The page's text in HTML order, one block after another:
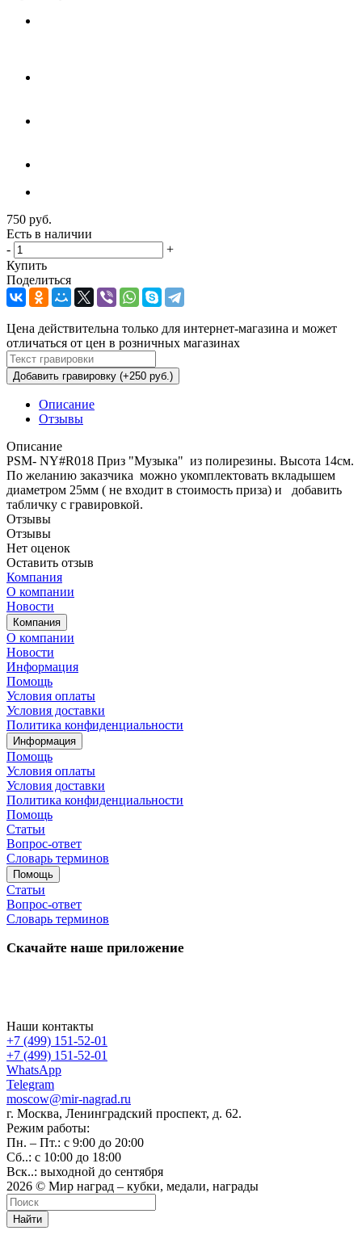
750 руб.
Есть в наличии
-
+
Купить
Поделиться
Цена действительна только для интернет-магазина и может
отличаться от цен в розничных магазинах
Добавить гравировку (+250 руб.)
Описание
Отзывы
Описание
PSM- NY#R018 Приз "Музыка" из полирезины. Высота 14см.
По желанию заказчика можно укомплектовать вкладышем
диаметром 25мм ( не входит в стоимость приза) и добавить
табличку с гравировкой.
Отзывы
Отзывы
Нет оценок
Оставить отзыв
Компания
О компании
Новости
Компания
О компании
Новости
Информация
Помощь
Условия оплаты
Условия доставки
Политика конфиденциальности
Информация
Помощь
Условия оплаты
Условия доставки
Политика конфиденциальности
Помощь
Статьи
Вопрос-ответ
Словарь терминов
Помощь
Статьи
Вопрос-ответ
Словарь терминов
Скачайте наше приложение
Наши контакты
+7 (499) 151-52-01
+7 (499) 151-52-01
WhatsApp
Telegram
moscow@mir-nagrad.ru
г. Москва, Ленинградский проспект, д. 62.
Режим работы:
Пн. – Пт.: с 9:00 до 20:00
Сб..: с 10:00 до 18:00
Вск..: выходной до сентября
2026 © Мир наград – кубки, медали, награды
Найти